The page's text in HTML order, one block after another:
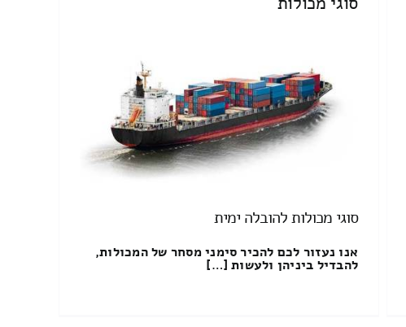
סוגי מכולות להובלה ימית
אנו נעזור לכם להכיר סימני מסחר של המכולות,
להבדיל ביניהן ולעשות […]